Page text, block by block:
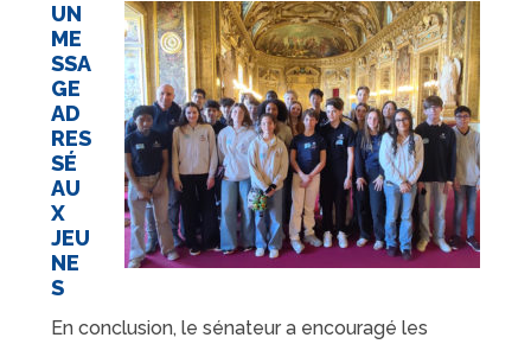
UN
ME
SSA
GE
AD
RES
SÉ
AU
X
JEU
NE
S
En conclusion, le sénateur a encouragé les